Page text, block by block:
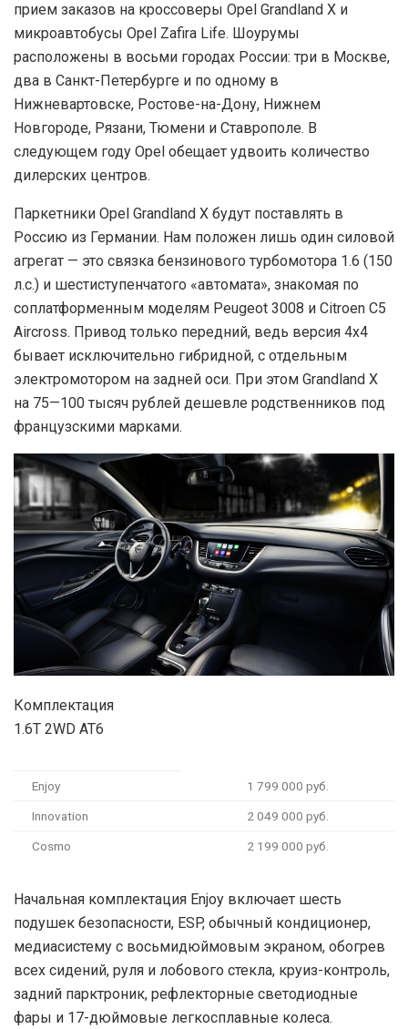
прием заказов на кроссоверы Opel Grandland X и
микроавтобусы Opel Zafira Life. Шоурумы
расположены в восьми городах России: три в Москве,
два в Санкт-Петербурге и по одному в
Нижневартовске, Ростове-на-Дону, Нижнем
Новгороде, Рязани, Тюмени и Ставрополе. В
следующем году Opel обещает удвоить количество
дилерских центров.
Паркетники Opel Grandland X будут поставлять в
Россию из Германии. Нам положен лишь один силовой
агрегат — это связка бензинового турбомотора 1.6 (150
л.с.) и шестиступенчатого «автомата», знакомая по
соплатформенным моделям Peugeot 3008 и Citroen C5
Aircross. Привод только передний, ведь версия 4х4
бывает исключительно гибридной, с отдельным
электромотором на задней оси. При этом Grandland X
на 75—100 тысяч рублей дешевле родственников под
французскими марками.
Комплектация
1.6T 2WD AT6
Enjoy 1 799 000 руб.
Innovation 2 049 000 руб.
Cosmo 2 199 000 руб.
Начальная комплектация Enjoy включает шесть
подушек безопасности, ESP, обычный кондиционер,
медиасистему с восьмидюймовым экраном, обогрев
всех сидений, руля и лобового стекла, круиз-контроль,
задний парктроник, рефлекторные светодиодные
фары и 17-дюймовые легкосплавные колеса.